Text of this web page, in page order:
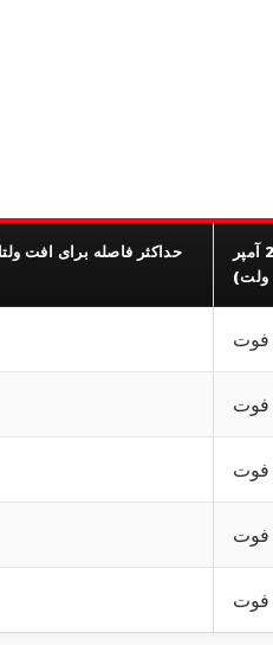
حداکثر فاصله برای افت ولتاژ 2% (25 آمپر